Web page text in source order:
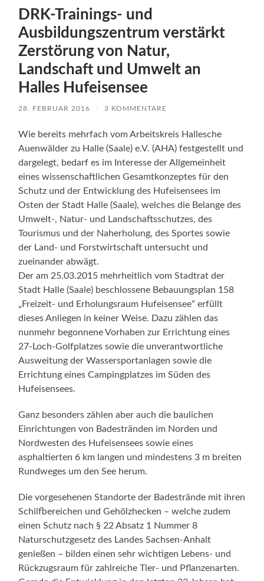
DRK-Trainings- und
Ausbildungszentrum verstärkt
Zerstörung von Natur,
Landschaft und Umwelt an
Halles Hufeisensee
28. FEBRUAR 2016 / 3 KOMMENTARE
Wie bereits mehrfach vom Arbeitskreis Hallesche
Auenwälder zu Halle (Saale) e.V. (AHA) festgestellt und
dargelegt, bedarf es im Interesse der Allgemeinheit
eines wissenschaftlichen Gesamtkonzeptes für den
Schutz und der Entwicklung des Hufeisensees im
Osten der Stadt Halle (Saale), welches die Belange des
Umwelt-, Natur- und Landschaftsschutzes, des
Tourismus und der Naherholung, des Sportes sowie
der Land- und Forstwirtschaft untersucht und
zueinander abwägt.
Der am 25.03.2015 mehrheitlich vom Stadtrat der
Stadt Halle (Saale) beschlossene Bebauungsplan 158
„Freizeit- und Erholungsraum Hufeisensee“ erfüllt
dieses Anliegen in keiner Weise. Dazu zählen das
nunmehr begonnene Vorhaben zur Errichtung eines
27-Loch-Golfplatzes sowie die unverantwortliche
Ausweitung der Wassersportanlagen sowie die
Errichtung eines Campingplatzes im Süden des
Hufeisensees.
Ganz besonders zählen aber auch die baulichen
Einrichtungen von Badestränden im Norden und
Nordwesten des Hufeisensees sowie eines
asphaltierten 6 km langen und mindestens 3 m breiten
Rundweges um den See herum.
Die vorgesehenen Standorte der Badestrände mit ihren
Schilfbereichen und Gehölzhecken – welche zudem
einen Schutz nach § 22 Absatz 1 Nummer 8
Naturschutzgesetz des Landes Sachsen-Anhalt
genießen – bilden einen sehr wichtigen Lebens- und
Rückzugsraum für zahlreiche Tier- und Pflanzenarten.